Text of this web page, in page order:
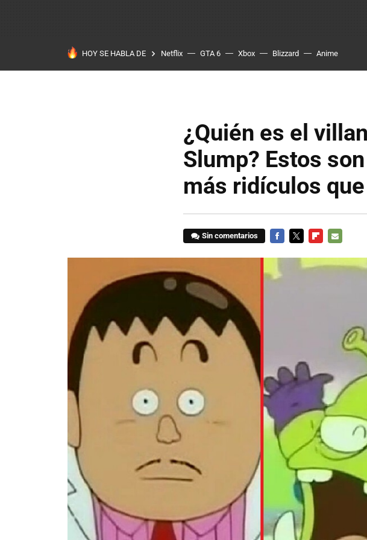
HOY SE HABLA DE Netflix GTA 6 Xbox Blizzard Anime
¿Quién es el
Slump? Estos
más ridículos
Sin comentarios
MAIL